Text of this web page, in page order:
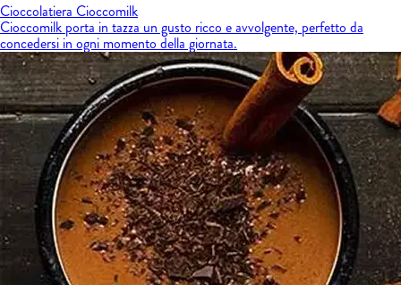
Cioccolatiera Cioccomilk
Cioccomilk porta in tazza un gusto ricco e avvolgente, perfetto da
concedersi in ogni momento della giornata.